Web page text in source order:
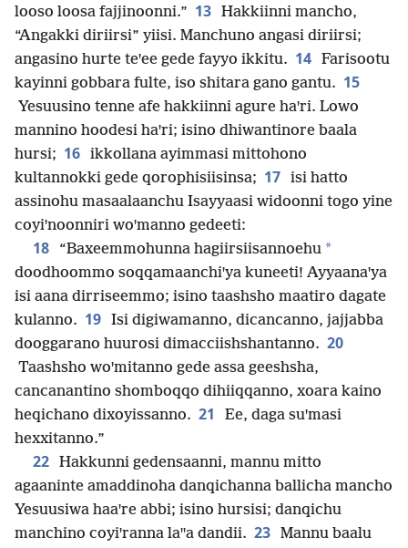
looso loosa fajjinoonni.” 13 Hakkiinni mancho,
“Angakki diriirsi” yiisi. Manchuno angasi diriirsi;
angasino hurte teꞌee gede fayyo ikkitu. 14 Farisootu
kayinni gobbara fulte, iso shitara gano gantu. 15
Yesuusino tenne afe hakkiinni agure haꞌri. Lowo
mannino hoodesi haꞌri; isino dhiwantinore baala
hursi; 16 ikkollana ayimmasi mittohono
kultannokki gede qorophisiisinsa; 17 isi hatto
assinohu masaalaanchu Isayyaasi widoonni togo yine
coyiꞌnoonniri woꞌmanno gedeeti:
18 “Baxeemmohunna hagiirsiisannoehu *
doodhoommo soqqamaanchiꞌya kuneeti! Ayyaanaꞌya
isi aana dirriseemmo; isino taashsho maatiro dagate
kulanno. 19 Isi digiwamanno, dicancanno, jajjabba
dooggarano huurosi dimacciishshantanno. 20
Taashsho woꞌmitanno gede assa geeshsha,
cancanantino shomboqqo dihiiqqanno, xoara kaino
heqichano dixoyissanno. 21
Ee, daga suꞌmasi
hexxitanno.”
22 Hakkunni gedensaanni, mannu mitto
agaaninte amaddinoha danqichanna ballicha mancho
Yesuusiwa haaꞌre abbi; isino hursisi; danqichu
manchino coyiꞌranna laꞌꞌa dandii. 23 Mannu baalu